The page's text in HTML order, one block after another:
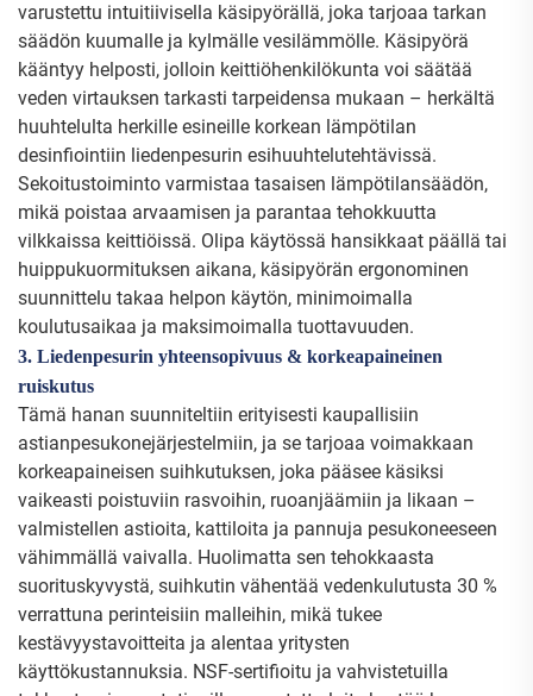
varustettu intuitiivisella käsipyörällä, joka tarjoaa tarkan
säädön kuumalle ja kylmälle vesilämmölle. Käsipyörä
kääntyy helposti, jolloin keittiöhenkilökunta voi säätää
veden virtauksen tarkasti tarpeidensa mukaan – herkältä
huuhtelulta herkille esineille korkean lämpötilan
desinfiointiin liedenpesurin esihuuhtelutehtävissä.
Sekoitustoiminto varmistaa tasaisen lämpötilansäädön,
mikä poistaa arvaamisen ja parantaa tehokkuutta
vilkkaissa keittiöissä. Olipa käytössä hansikkaat päällä tai
huippukuormituksen aikana, käsipyörän ergonominen
suunnittelu takaa helpon käytön, minimoimalla
koulutusaikaa ja maksimoimalla tuottavuuden.
3. Liedenpesurin yhteensopivuus & korkeapaineinen
ruiskutus
Tämä hanan suunniteltiin erityisesti kaupallisiin
astianpesukonejärjestelmiin, ja se tarjoaa voimakkaan
korkeapaineisen suihkutuksen, joka pääsee käsiksi
vaikeasti poistuviin rasvoihin, ruoanjäämiin ja likaan –
valmistellen astioita, kattiloita ja pannuja pesukoneeseen
vähimmällä vaivalla. Huolimatta sen tehokkaasta
suorituskyvystä, suihkutin vähentää vedenkulutusta 30 %
verrattuna perinteisiin malleihin, mikä tukee
kestävyystavoitteita ja alentaa yritysten
käyttökustannuksia. NSF-sertifioitu ja vahvistetuilla